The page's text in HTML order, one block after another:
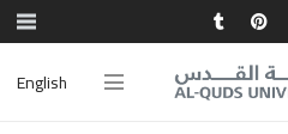
English